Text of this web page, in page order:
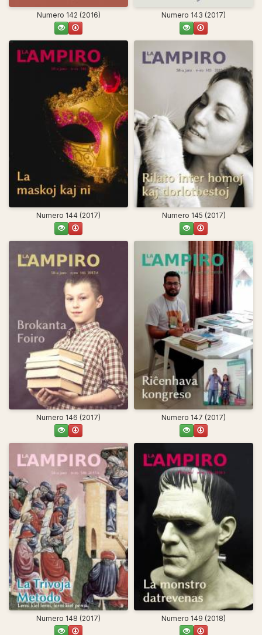
Numero 142 (2016) Numero 143 (2017)
Numero 144 (2017) Numero 145 (2017)
Numero 146 (2017) Numero 147 (2017)
Numero 148 (2017) Numero 149 (2018)